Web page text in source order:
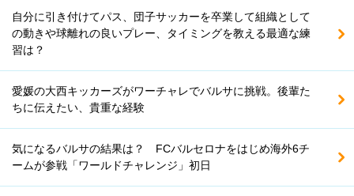
自分に引き付けてパス、団子サッカーを卒業して組織として
の動きや球離れの良いプレー、タイミングを教える最適な練
習は？
愛媛の大西キッカーズがワーチャレでバルサに挑戦。後輩た
ちに伝えたい、貴重な経験
気になるバルサの結果は？ FCバルセロナをはじめ海外6チ
ームが参戦「ワールドチャレンジ」初日